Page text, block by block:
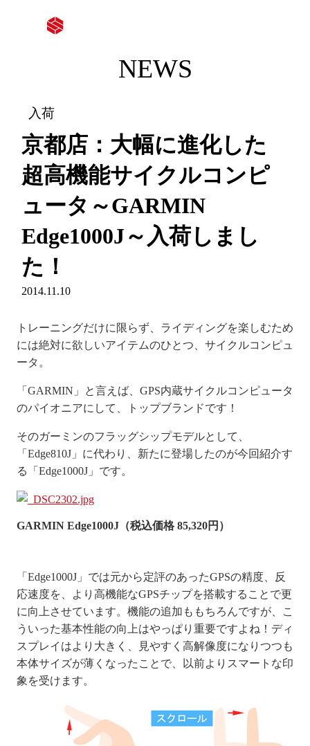
NEWS
入荷
京都店：大幅に進化した
超高機能サイクルコンピ
ュータ～GARMIN
Edge1000J～入荷しまし
た！
2014.11.10
トレーニングだけに限らず、ライディングを楽しむため
には絶対に欲しいアイテムのひとつ、 サイクルコンピュ
ータ。
「GARMIN」と言えば、GPS内蔵サイクルコンピュータ
のパイオニアにして、トップブランドです！
そのガーミンのフラッグシップモデルとして、
「Edge810J」に代わり、新たに登場したのが今回紹介す
る「Edge1000J」です。
GARMIN Edge1000J（税込価格 85,320円）
「Edge1000J」では元から定評のあったGPSの精度、反
応速度を、より高機能なGPSチップを搭載することで更
に向上させています。機能の追加ももちろんですが、こ
ういった基本性能の向上はやっぱり重要ですよね！ディ
スプレイはより大きく、見やすく高解像度になりつつも
本体サイズが薄くなったことで、以前よりスマートな印
象を受けます。